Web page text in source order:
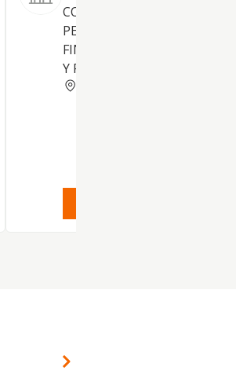
CONSTRUCCION,
PERMUTA Y
FINCAS URBANAS,
Y RUSTICAS.